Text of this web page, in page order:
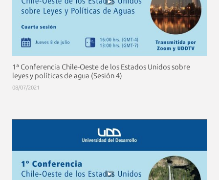
1ª Conferencia Chile-Oeste de los Estados Unidos sobre
leyes y políticas de agua (Sesión 4)
08/07/2021